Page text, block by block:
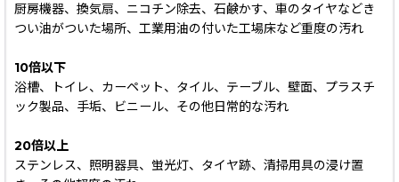
厨房機器、換気扇、ニコチン除去、石鹸かす、車のタイヤなどき
つい油がついた場所、工業用油の付いた工場床など重度の汚れ
10倍以下
浴槽、トイレ、カーペット、タイル、テーブル、壁面、プラスチ
ック製品、手垢、ビニール、その他日常的な汚れ
20倍以上
ステンレス、照明器具、蛍光灯、タイヤ跡、清掃用具の浸け置